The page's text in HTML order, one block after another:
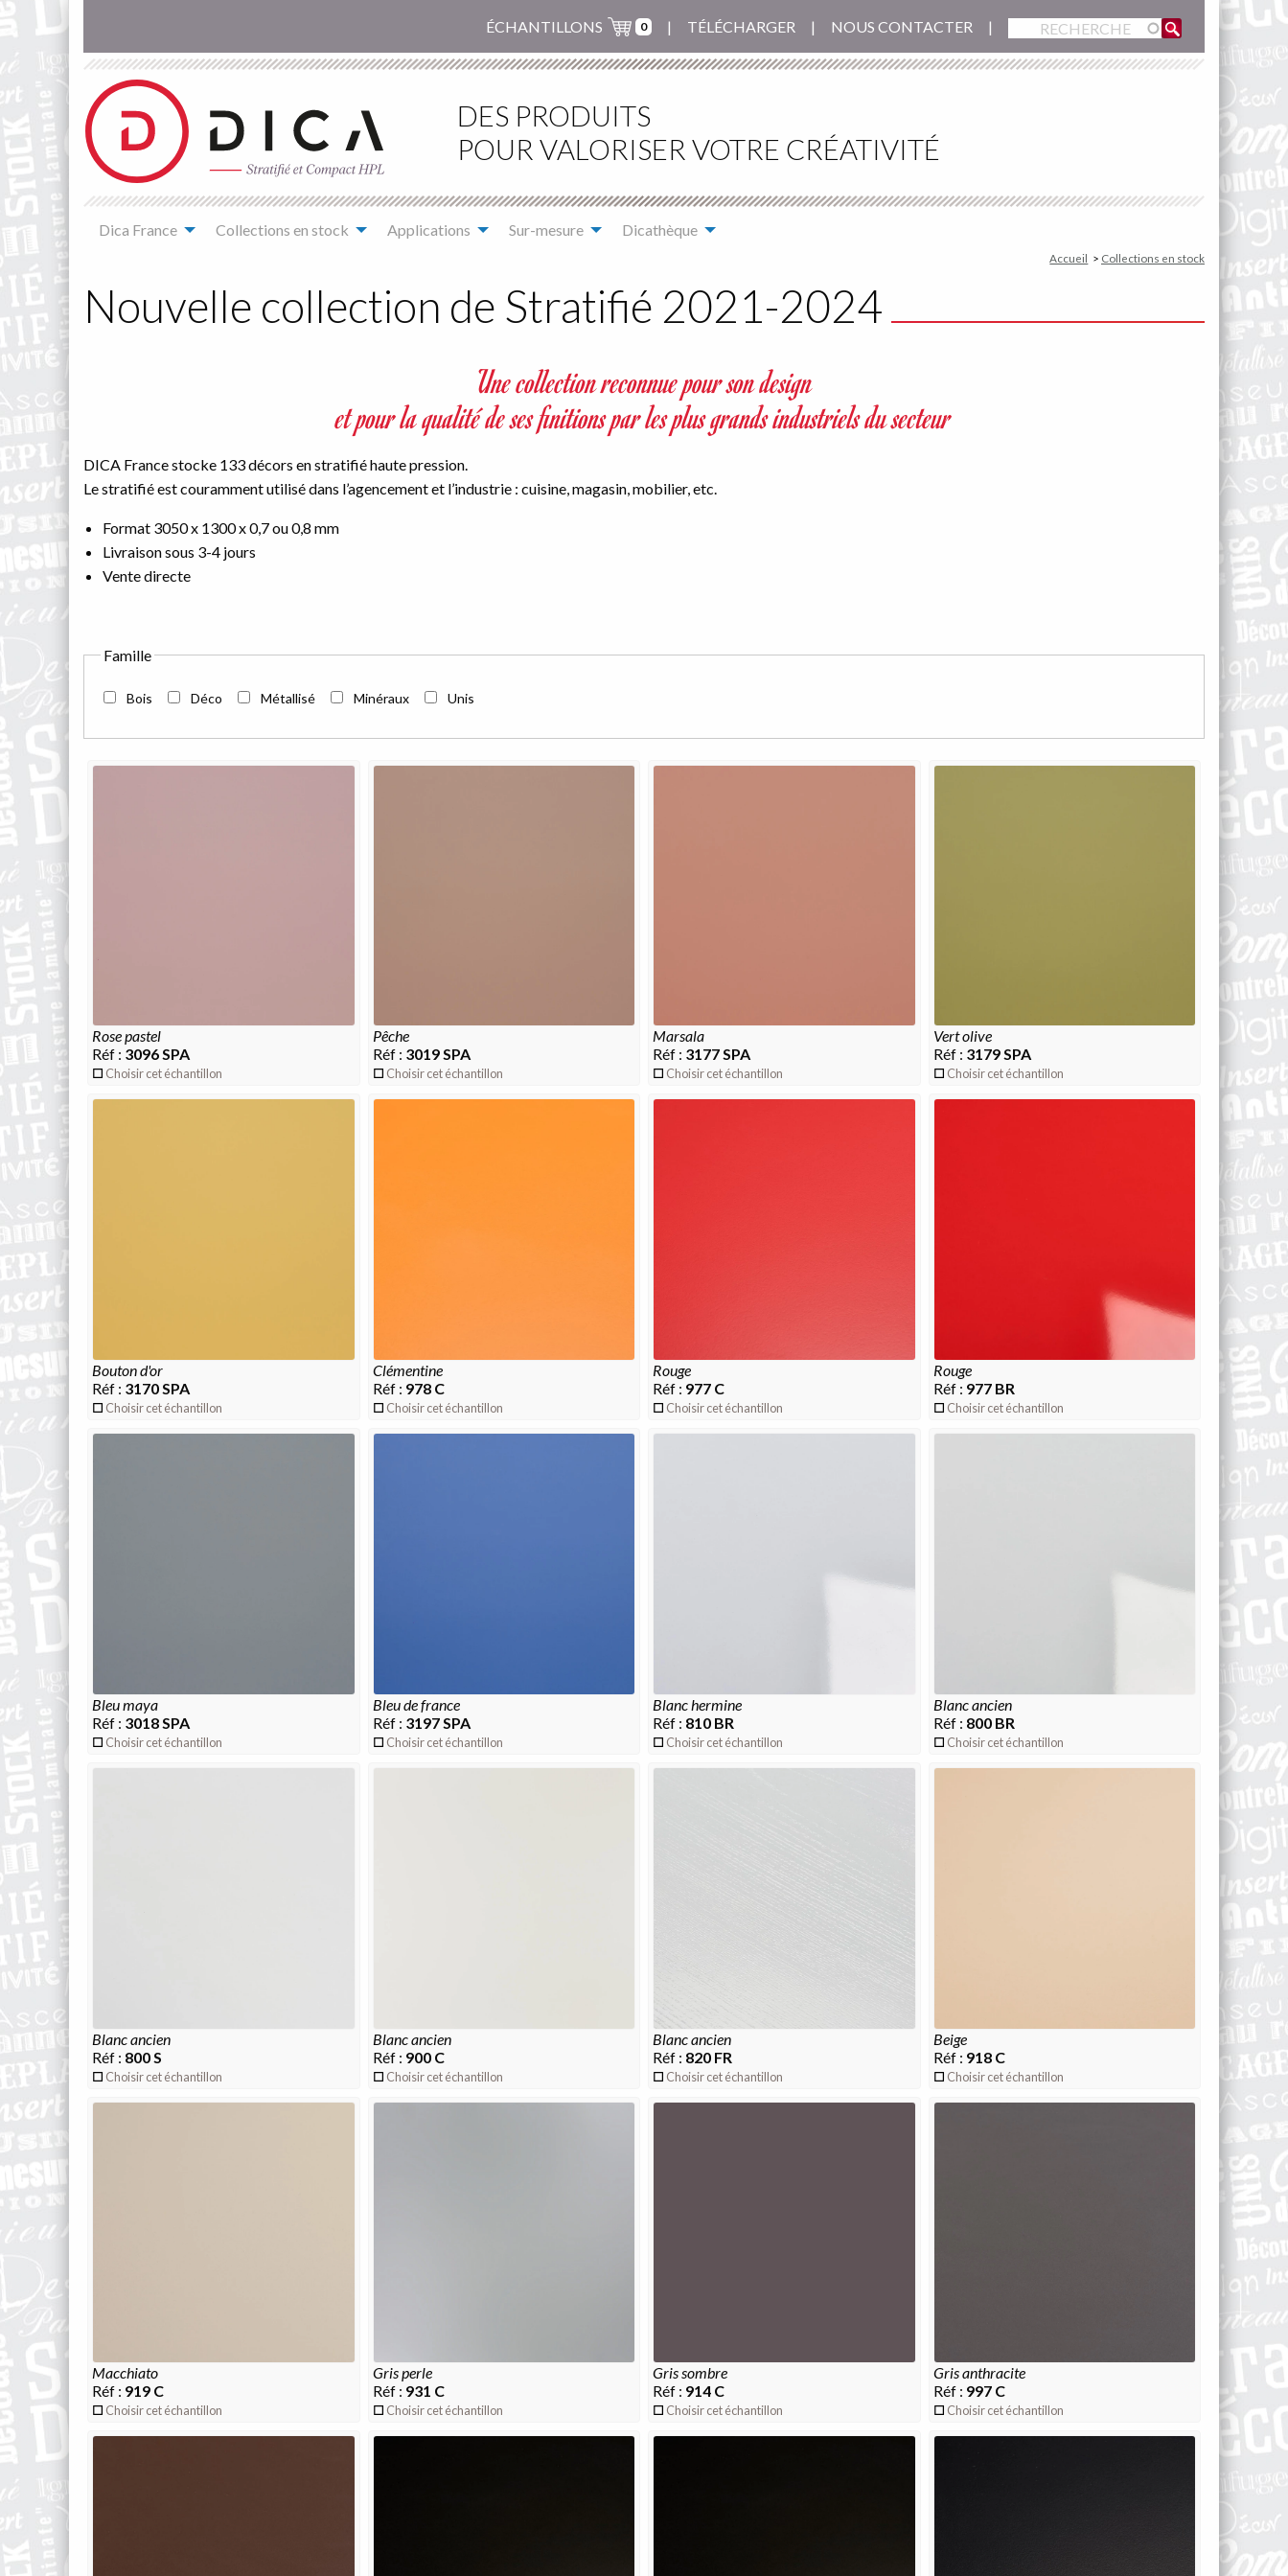
Aller
ÉCHANTILLONS 0 TÉLÉCHARGER NOUS CONTACTER
DES PRODUITS
POUR VALORISER VOTRE CRÉATIVITÉ
Main
Dica France Collections en stock Applications Sur-mesure Dicathèque
are
here
Accueil Collections en stock
Nouvelle collection de Stratifié 2021-2024
Une collection reconnue pour son design
et pour la qualité de ses finitions par les plus grands industriels du secteur
DICA France stocke 133 décors en stratifié haute pression.
Le stratifié est couramment utilisé dans l’agencement et l’industrie : cuisine, magasin, mobilier, etc.
Format 3050 x 1300 x 0,7 ou 0,8 mm
Livraison sous 3-4 jours
Vente directe
Famille
Bois Déco Métallisé Minéraux Unis
rose pastel
Réf : 3096 SPA
Choisir cet échantillon
pêche
Réf : 3019 SPA
Choisir cet échantillon
marsala
Réf : 3177 SPA
Choisir cet échantillon
vert olive
Réf : 3179 SPA
Choisir cet échantillon
bouton d'or
Réf : 3170 SPA
Choisir cet échantillon
clémentine
Réf : 978 C
Choisir cet échantillon
rouge
Réf : 977 C
Choisir cet échantillon
rouge
Réf : 977 BR
Choisir cet échantillon
bleu maya
Réf : 3018 SPA
Choisir cet échantillon
bleu de france
Réf : 3197 SPA
Choisir cet échantillon
blanc hermine
Réf : 810 BR
Choisir cet échantillon
blanc ancien
Réf : 800 BR
Choisir cet échantillon
blanc ancien
Réf : 800 S
Choisir cet échantillon
blanc ancien
Réf : 900 C
Choisir cet échantillon
blanc ancien
Réf : 820 FR
Choisir cet échantillon
beige
Réf : 918 C
Choisir cet échantillon
macchiato
Réf : 919 C
Choisir cet échantillon
gris perle
Réf : 931 C
Choisir cet échantillon
gris sombre
Réf : 914 C
Choisir cet échantillon
gris anthracite
Réf : 997 C
Choisir cet échantillon